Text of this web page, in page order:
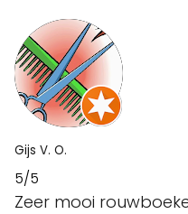
Gijs V. O.
5/5
Zeer mooi